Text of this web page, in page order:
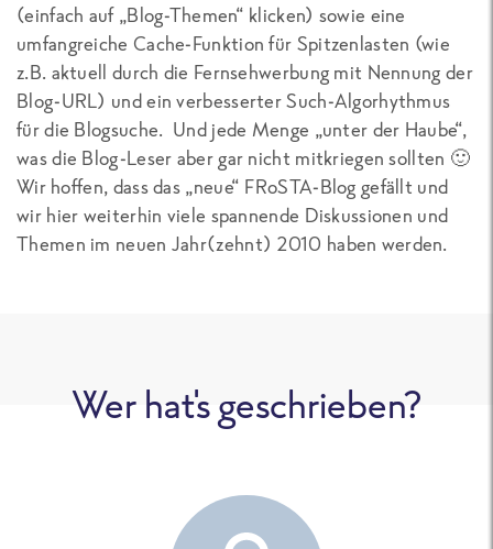
(einfach auf „Blog-Themen“ klicken) sowie eine
umfangreiche Cache-Funktion für Spitzenlasten (wie
z.B. aktuell durch die Fernsehwerbung mit Nennung der
Blog-URL) und ein verbesserter Such-Algorhythmus
für die Blogsuche. Und jede Menge „unter der Haube“,
was die Blog-Leser aber gar nicht mitkriegen sollten 🙂
Wir hoffen, dass das „neue“ FRoSTA-Blog gefällt und
wir hier weiterhin viele spannende Diskussionen und
Themen im neuen Jahr(zehnt) 2010 haben werden.
Wer hat's geschrieben?